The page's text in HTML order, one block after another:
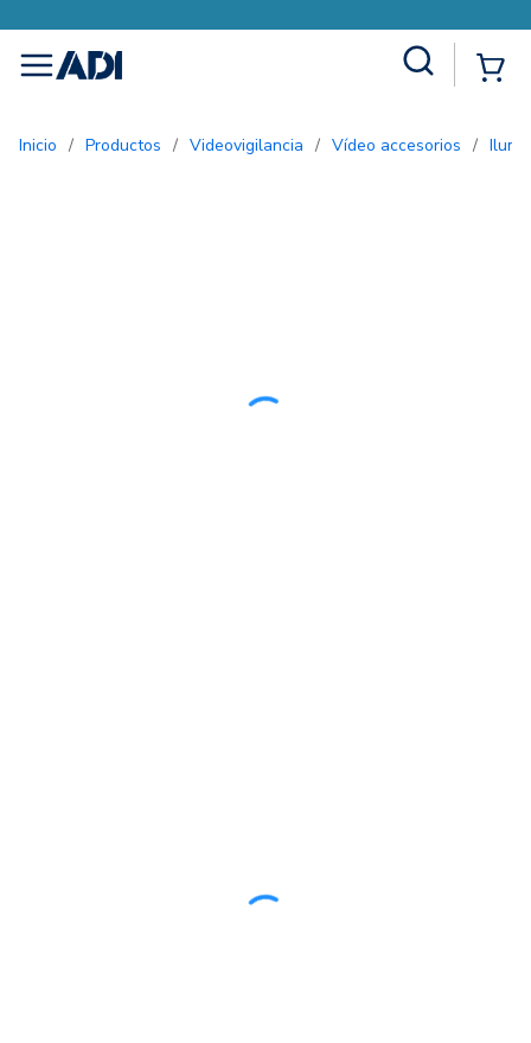
menu
Inicio / Productos / Videovigilancia / Vídeo accesorios /